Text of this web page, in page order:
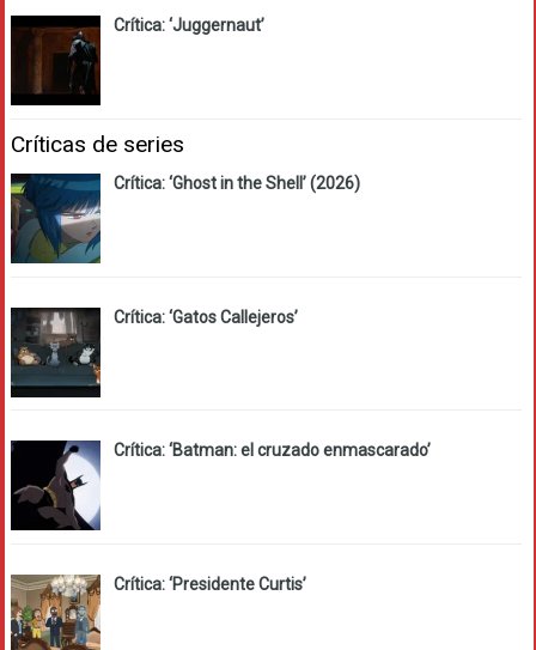
Crítica: ‘Juggernaut’
Críticas de series
Crítica: ‘Ghost in the Shell’ (2026)
Crítica: ‘Gatos Callejeros’
Crítica: ‘Batman: el cruzado enmascarado’
Crítica: ‘Presidente Curtis’